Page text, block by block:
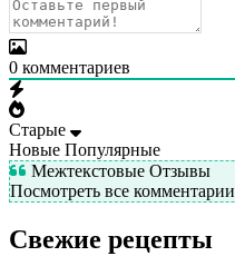
0 комментариев
Старые
Новые Популярные
Межтекстовые Отзывы
Посмотреть все комментарии
Свежие рецепты